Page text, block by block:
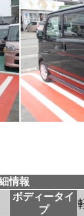
情報
ボディータイ
プ